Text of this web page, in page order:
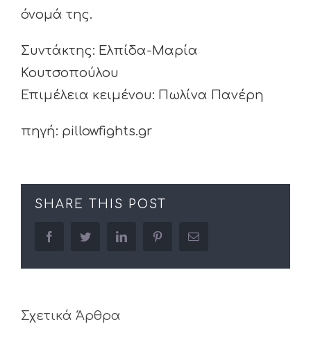
όνομά της.
Συντάκτης: Ελπίδα-Μαρία
Κουτσοπούλου
Επιμέλεια κειμένου: Πωλίνα Πανέρη
πηγή: pillowfights.gr
SHARE THIS POST
facebooktwitter linkedin pinterestEmail
Σχετικά Άρθρα